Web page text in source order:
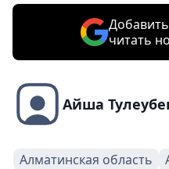
читать
Айша
Алматинская область